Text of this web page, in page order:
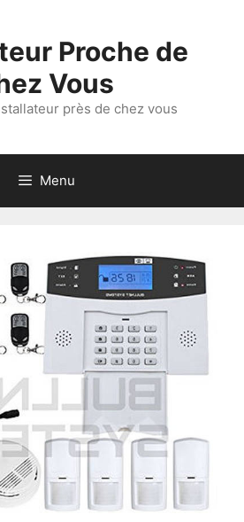
Proche de
Vous
près de chez vous
Menu